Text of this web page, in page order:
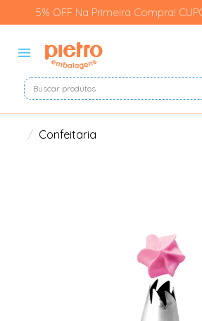
5% OFF Na Primeira Compra!
Confeitaria